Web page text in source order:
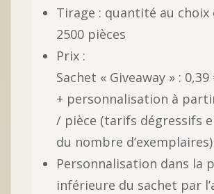
Tirage : quantité au choix
2500 pièces
Prix :
Sachet « Giveaway » :
+ personnalisation à
/ pièce (tarifs dégressifs
du nombre d’exemplaires)
Personnalisation dans la
inférieure du sachet par